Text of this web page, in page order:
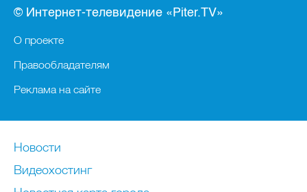
© Интернет-телевидение «Piter.TV»
О проекте
Правообладателям
Реклама на сайте
Новости
Видеохостинг